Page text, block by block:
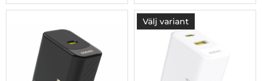
-40%
Välj variant